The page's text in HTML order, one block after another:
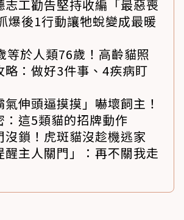
志工勸告堅持收編「最惡喪
爆後1行動讓牠蛻變成最暖
等於人類76歲！高齡貓照
略：做好3件事、4疾病盯
氣伸頭逼摸摸」嚇壞飼主！
：這5類貓的招牌動作
沒鎖！虎斑貓沒趁機逃家
醒主人關門」：再不關我走